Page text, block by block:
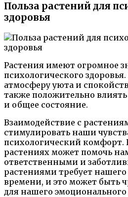
Польза растений для
здоровья
Растения имеют огромное
психологического
атмосферу уюта и
также положительно
и общее состояние.
Взаимодействие с
стимулировать наши
психологический комфорт.
растениях может помочь
ответственными и
растениями требует
времени, и это может быть
для нашего эмоционального